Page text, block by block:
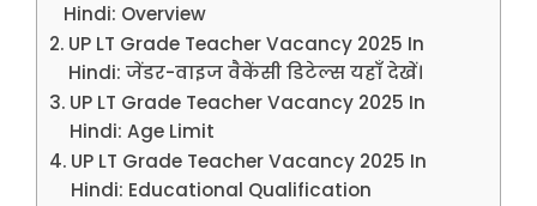
Hindi: Overview
UP LT Grade Teacher Vacancy 2025 In
Hindi: जेंडर-वाइज वैकेंसी डिटेल्स यहाँ देखें।
UP LT Grade Teacher Vacancy 2025 In
Hindi: Age Limit
UP LT Grade Teacher Vacancy 2025 In
Hindi: Educational Qualification